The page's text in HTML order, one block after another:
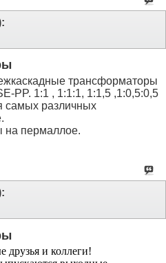
трансформаторы
PP. 1:1 , 1:1:1, 1:1,5 ,1:0,5:0,5
самых различных
на пермаллое.
друзья и коллеги!